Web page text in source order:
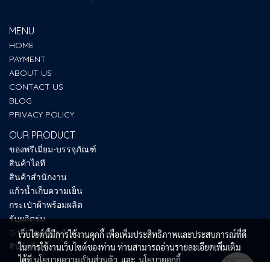
MENU
HOME
PAYMENT
ABOUT US
CONTACT US
BLOG
PRIVACY POLICY
OUR PRODUCT
ของพรีเมี่ยม-บรรจุภัณฑ์
สินค้าไอที
สินค้าสำนักงาน
แก้วน้ำเก็บความเย็น
กระเป๋าผ้าพร้อมผลิต
รับผลิตร่ม
Gift Set ของขวัญ
สินค้าอื่นๆ
เว็บไซต์นี้มีการใช้งานคุกกี้ เพื่อเพิ่มประสิทธิภาพและประสบการณ์ที่ดี
ในการใช้งานเว็บไซต์ของท่าน ท่านสามารถอ่านรายละเอียดเพิ่มเติม
ได้ที่นโยบายความเป็นส่วนตัว และ นโยบายคุกกี้